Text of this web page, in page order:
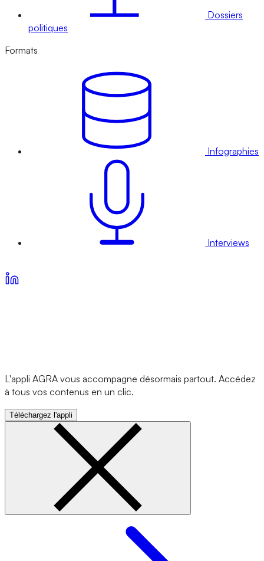
Dossiers
politiques
Formats
Infographies
Interviews
L'appli AGRA vous accompagne désormais partout. Accédez
à tous vos contenus en un clic.
Téléchargez l'appli